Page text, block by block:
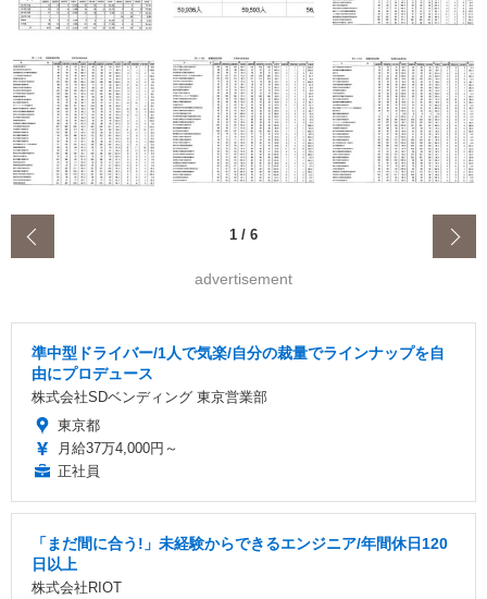
1 / 6
advertisement
準中型ドライバー/1人で気楽/自分の裁量でラインナップを自
由にプロデュース
株式会社SDベンディング 東京営業部
東京都
月給37万4,000円～
正社員
「まだ間に合う!」未経験からできるエンジニア/年間休日120
日以上
株式会社RIOT